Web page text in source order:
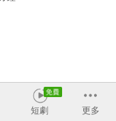
短劇 更多